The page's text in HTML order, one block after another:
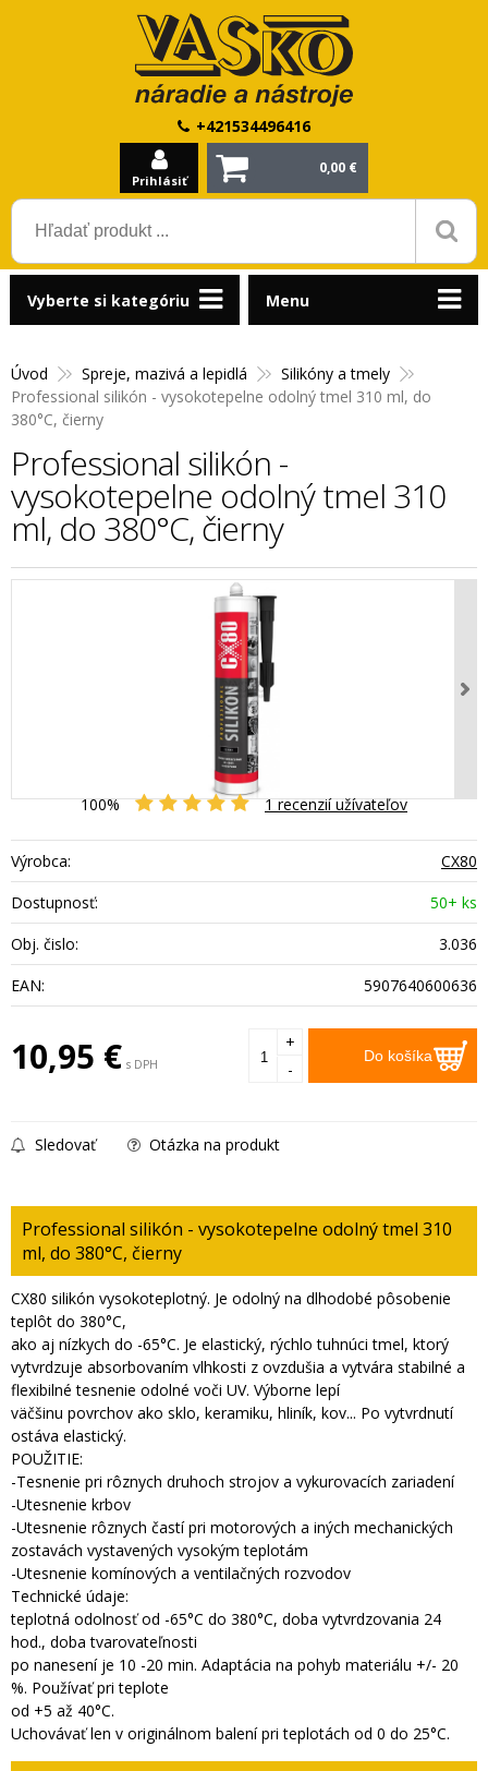
+421534496416
Prihlásiť
0,00 €
Úvod Spreje, mazivá a lepidlá
Silikóny a tmely
Professional silikón - vysokotepelne odolný tmel 310 ml, do
380°C, čierny
Professional silikón -
vysokotepelne odolný tmel 310
ml, do 380°C, čierny
100% 1recenzií užívateľov
Výrobca:
CX80
Dostupnosť:
50+ ks
Obj. čislo:
3.036
EAN:
5907640600636
10,95 € s DPH Do košíka
+
-
Sledovať Otázka na produkt
Professional silikón - vysokotepelne odolný tmel 310
ml, do 380°C, čierny
CX80 silikón vysokoteplotný. Je odolný na dlhodobé pôsobenie
teplôt do 380°C,
ako aj nízkych do -65°C. Je elastický, rýchlo tuhnúci tmel, ktorý
vytvrdzuje absorbovaním vlhkosti z ovzdušia a vytvára stabilné a
flexibilné tesnenie odolné voči UV. Výborne lepí
väčšinu povrchov ako sklo, keramiku, hliník, kov... Po vytvrdnutí
ostáva elastický.
POUŽITIE:
-Tesnenie pri rôznych druhoch strojov a vykurovacích zariadení
-Utesnenie krbov
-Utesnenie rôznych častí pri motorových a iných mechanických
zostavách vystavených vysokým teplotám
-Utesnenie komínových a ventilačných rozvodov
Technické údaje:
teplotná odolnosť od -65°C do 380°C, doba vytvrdzovania 24
hod., doba tvarovateľnosti
po nanesení je 10 -20 min. Adaptácia na pohyb materiálu +/- 20
%. Používať pri teplote
od +5 až 40°C.
Uchovávať len v originálnom balení pri teplotách od 0 do 25°C.
Vyberte si kategóriu Menu